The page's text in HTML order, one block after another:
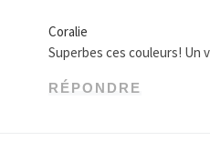
Coralie
Superbes ces couleurs! Un
RÉPONDRE